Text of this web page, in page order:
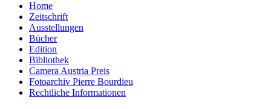
Home
Zeitschrift
Ausstellungen
Bücher
Edition
Bibliothek
Camera Austria Preis
Fotoarchiv Pierre Bourdieu
Rechtliche Informationen